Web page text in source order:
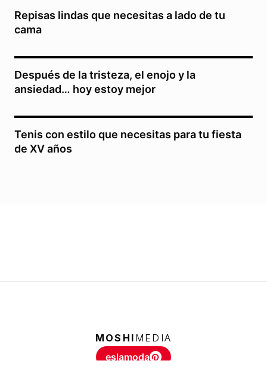
Repisas lindas que necesitas a lado de tu
cama
Después de la tristeza, el enojo y la
ansiedad… hoy estoy mejor
Tenis con estilo que necesitas para tu fiesta
de XV años
MOSHI MEDIA
eslamoda